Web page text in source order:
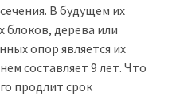
В будущем их
блоков, дерева или
опор является их
составляет 9 лет. Что
продлит срок